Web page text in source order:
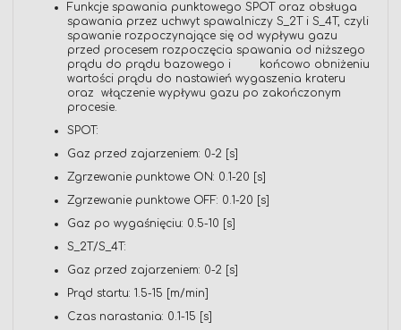
Funkcje spawania punktowego SPOT oraz obsługa
spawania przez uchwyt spawalniczy S_2T i S_4T, czyli
spawanie rozpoczynające się od wypływu gazu
przed procesem rozpoczęcia spawania od niższego
prądu do prądu bazowego i końcowo obniżeniu
wartości prądu do nastawień wygaszenia krateru
oraz włączenie wypływu gazu po zakończonym
procesie.
SPOT:
Gaz przed zajarzeniem: 0-2 [s]
Zgrzewanie punktowe ON: 0.1-20 [s]
Zgrzewanie punktowe OFF: 0.1-20 [s]
Gaz po wygaśnięciu: 0.5-10 [s]
S_2T/S_4T:
Gaz przed zajarzeniem: 0-2 [s]
Prąd startu: 1.5-15 [m/min]
Czas narastania: 0.1-15 [s]